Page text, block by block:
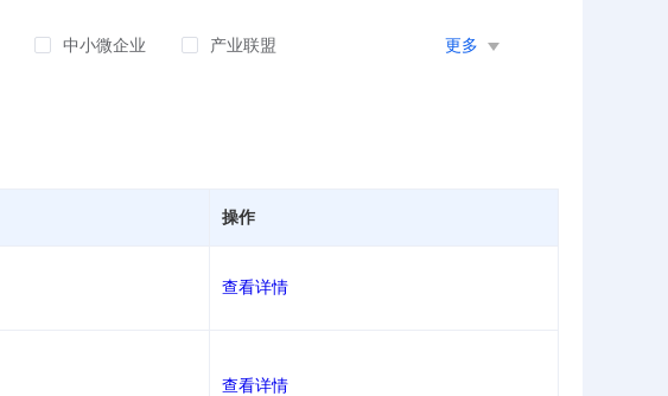
中小微企业 产业联盟 更多
操作
查看详情
查看详情